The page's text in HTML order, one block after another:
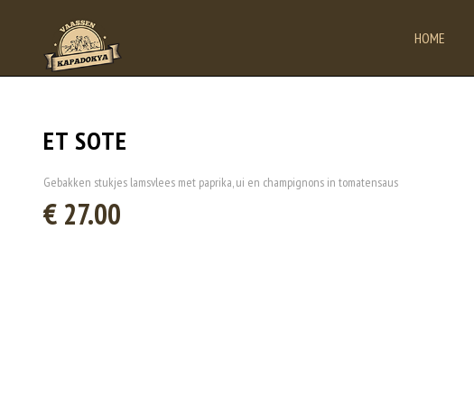
HOME
ET SOTE
Gebakken stukjes lamsvlees met paprika, ui en champignons in tomatensaus
€ 27.00